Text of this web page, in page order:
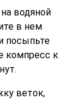
водяной
в нем
посыпьте
компресс к
веток,